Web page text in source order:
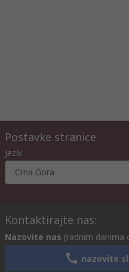
Postavke stranice
Jezik
Crna Gora
Kontaktirajte nas:
Nazovite nas (radnim danima
nazovite